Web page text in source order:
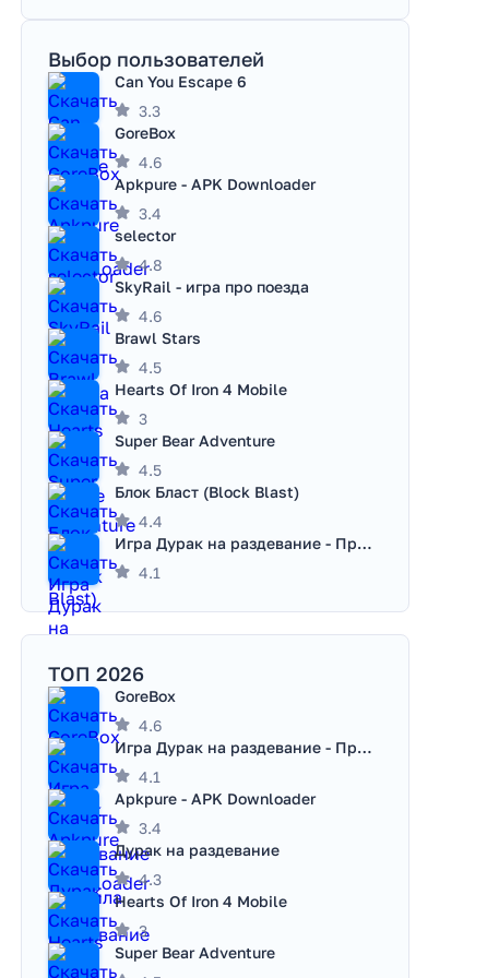
Выбор пользователей
Can You Escape 6
3.3
GoreBox
4.6
Apkpure - APK Downloader
3.4
selector
4.8
SkyRail - игра про поезда
4.6
Brawl Stars
4.5
Hearts Of Iron 4 Mobile
3
Super Bear Adventure
4.5
Блок Бласт (Block Blast)
4.4
Игра Дурак на раздевание - Правила игры
4.1
ТОП 2026
GoreBox
4.6
Игра Дурак на раздевание - Правила игры
4.1
Apkpure - APK Downloader
3.4
Дурак на раздевание
4.3
Hearts Of Iron 4 Mobile
3
Super Bear Adventure